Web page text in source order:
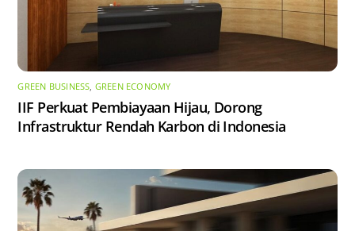
GREEN BUSINESS, GREEN ECONOMY
IIF Perkuat Pembiayaan Hijau, Dorong
Infrastruktur Rendah Karbon di Indonesia